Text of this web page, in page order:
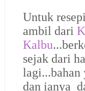
Untuk
ambil dari
Kalbu
sejak dari
lagi...bahan
dan ianya